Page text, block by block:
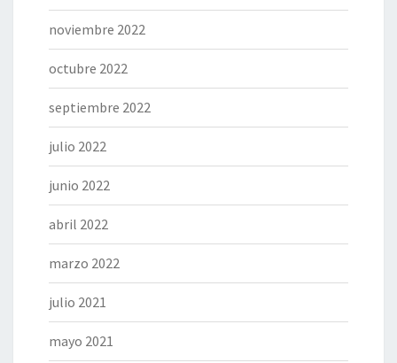
noviembre 2022
octubre 2022
septiembre 2022
julio 2022
junio 2022
abril 2022
marzo 2022
julio 2021
mayo 2021